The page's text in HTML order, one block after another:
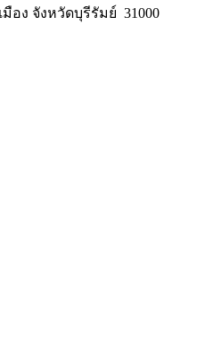
อง จังหวัดบุรีรัมย์ 31000